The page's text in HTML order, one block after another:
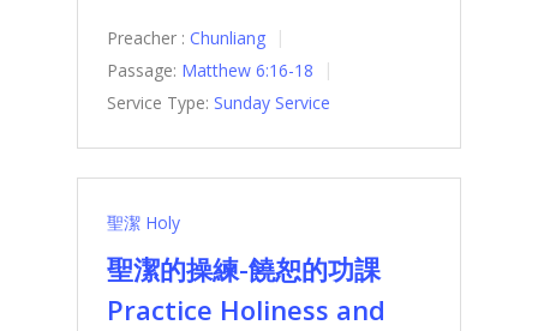
Preacher : Chunliang
Passage: Matthew 6:16-18
Service Type: Sunday Service
聖潔 Holy
聖潔的操練-饒恕的功課
Practice Holiness and